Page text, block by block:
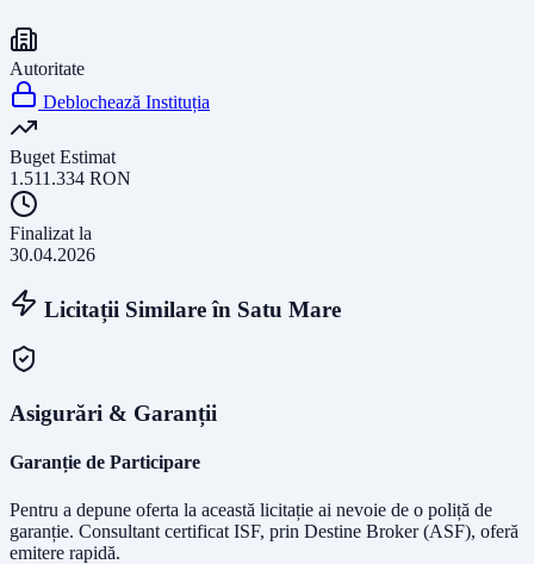
Autoritate
Deblochează Instituția
Buget Estimat
1.511.334 RON
Finalizat la
30.04.2026
Licitații Similare în Satu Mare
Asigurări & Garanții
Garanție de Participare
Pentru a depune oferta la această licitație ai nevoie de o poliță de
garanție. Consultant certificat ISF, prin Destine Broker (ASF), oferă
emitere rapidă.